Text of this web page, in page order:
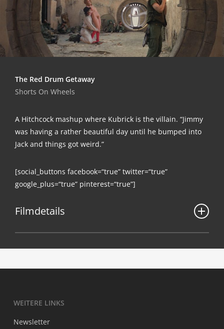
The Red Drum Getaway
Shorts On Wheels
A Hitch­cock mas­hup whe­re Kubrick is the vil­lain. “Jim­my
was having a rather beau­tiful day until he bum­ped into
Jack and things got weird.”
[social_buttons facebook=“true” twitter=“true”
google_plus=“true” pinterest=“true”]
Film­de­tails
WEI­TE­RE LINKS
News­let­ter